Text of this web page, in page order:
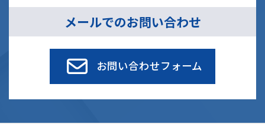
メールでのお問い合わせ
お問い合わせフォーム